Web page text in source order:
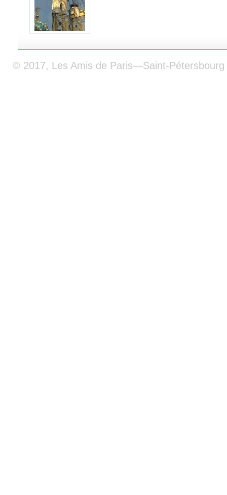
© 2017, Les Amis de Paris—Saint-Pétersbourg